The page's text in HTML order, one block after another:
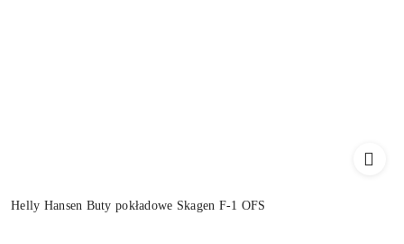
Helly Hansen Buty pokładowe Skagen F-1 OFS